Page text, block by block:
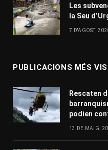
Les
la Seu
7 D'AGOST,
PUBLICACIONS MÉS
Rescaten
podien
13 DE MAIG,